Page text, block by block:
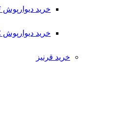
خرید دیوارپوش MDF
خرید دیوارپوش PVC
خرید قرنیز